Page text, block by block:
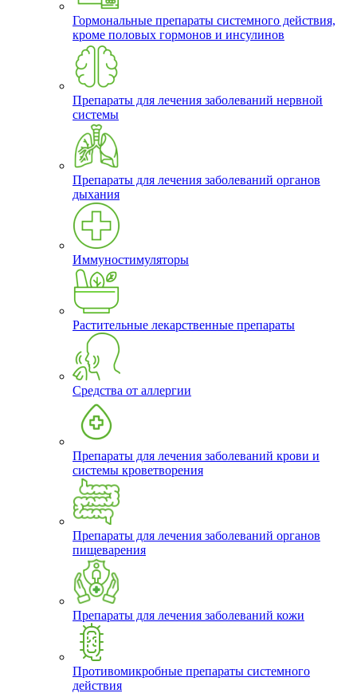
Гормональные препараты системного действия,
кроме половых гормонов и инсулинов
Препараты для лечения заболеваний нервной
системы
Препараты для лечения заболеваний органов
дыхания
Иммуностимуляторы
Растительные лекарственные препараты
Средства от аллергии
Препараты для лечения заболеваний крови и
системы кроветворения
Препараты для лечения заболеваний органов
пищеварения
Препараты для лечения заболеваний кожи
Противомикробные препараты системного
действия